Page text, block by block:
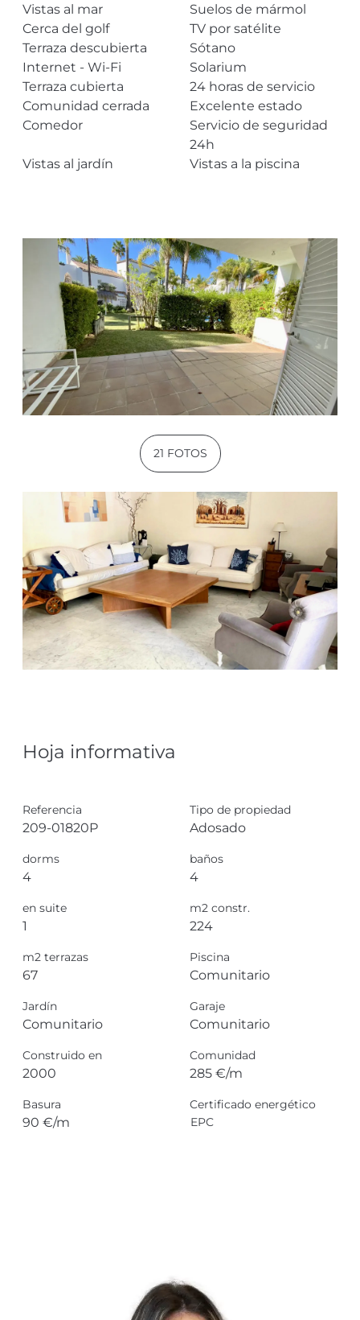
Vistas al mar
Suelos de mármol
Cerca del golf
TV por satélite
Terraza descubierta
Sótano
Internet - Wi-Fi
Solarium
Terraza cubierta
24 horas de servicio
Comunidad cerrada
Excelente estado
Comedor
Servicio de seguridad
24h
Vistas al jardín
Vistas a la piscina
21 FOTOS
Hoja informativa
Referencia
209-01820P
Tipo de propiedad
Adosado
dorms
4
baños
4
en suite
1
m2 constr.
224
m2 terrazas
67
Piscina
Comunitario
Jardín
Comunitario
Garaje
Comunitario
Construido en
2000
Comunidad
285 €/m
Basura
90 €/m
Certificado energético
EPC